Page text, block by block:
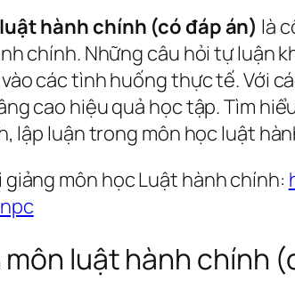
hành chính (có đáp án) là
chính. Những câu hỏi tự luận
các tình huống thực tế. Với
cao hiệu quả học tập. Tìm
lập luận trong môn học luật
môn học Luật hành chính:
luật hành chính